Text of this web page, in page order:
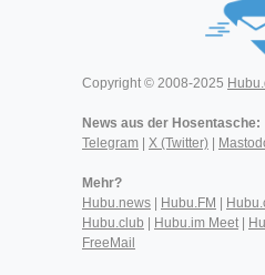
Copyright © 2008-2025
News aus der Hosentasche:
Telegram
X (Twitter)
Mehr?
Hubu.news
Hubu.FM
Hubu.club
Hubu.im Meet|
FreeMail